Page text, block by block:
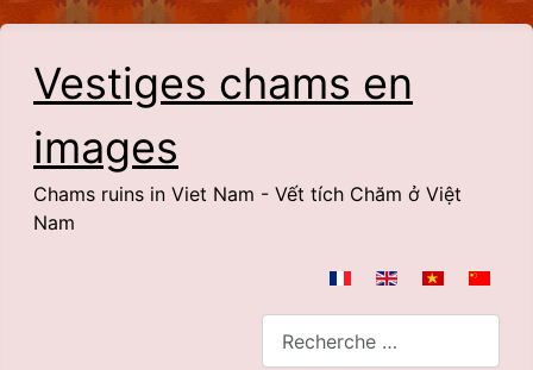
Vestiges chams en
images
Chams ruins in Viet Nam - Vết tích Chăm ở Việt
Nam